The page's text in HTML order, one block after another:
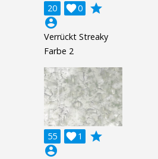
20 0

grade
account_circle
Verrückt Streaky
Farbe 2
55 1

grade
account_circle